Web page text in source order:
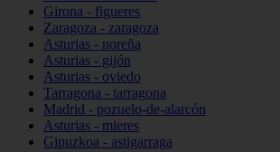
Girona - figueres
Zaragoza - zaragoza
Asturias - noreña
Asturias - gijón
Asturias - oviedo
Tarragona - tarragona
Madrid - pozuelo-de-alarcón
Asturias - mieres
Gipuzkoa - astigarraga